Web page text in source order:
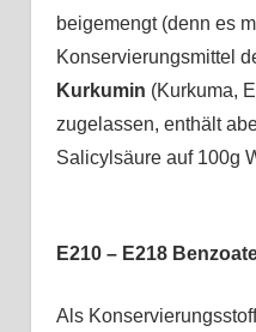
beigemengt (denn es
Konservierungsmittel
Kurkumin (Kurkuma,
zugelassen, enthält
Salicylsäure auf 100g
E210 – E218
Als